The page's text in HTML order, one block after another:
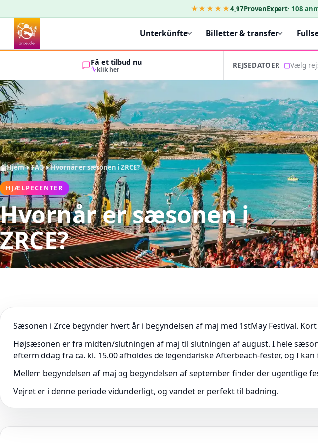
★★★★★4,97ProvenExpert· 108
Unterkünfte Billetter & transfer
Få et tilbud nu
klik her REJSEDATOER Vælg
Hjem FAQ Hvornår er sæsonen i ZRCE?
HJÆLPECENTER
Hvornår er sæsonen i
ZRCE?
Sæsonen i Zrce begynder hvert år i begyndelsen af maj med 1stMay Festival.
Højsæsonen er fra midten/slutningen af maj til slutningen af august. I hele
eftermiddag fra ca. kl. 15.00 afholdes de legendariske Afterbeach-fester, og I
Mellem begyndelsen af maj og begyndelsen af september finder der ugentlige
Vejret er i denne periode vidunderligt, og vandet er perfekt til badning.